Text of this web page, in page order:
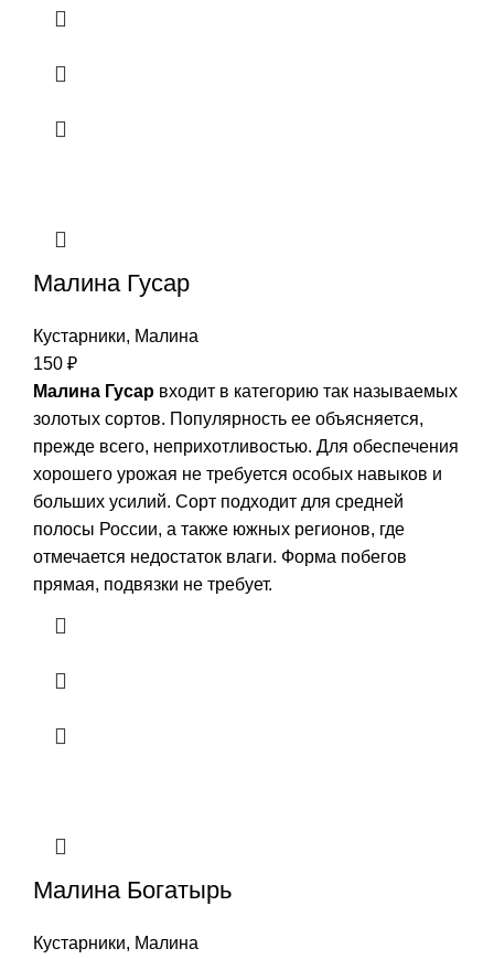
Малина Гусар
Кустарники, Малина
150 ₽
Малина Гусар входит в категорию так называемых
золотых сортов. Популярность ее объясняется,
прежде всего, неприхотливостью. Для обеспечения
хорошего урожая не требуется особых навыков и
больших усилий. Сорт подходит для средней
полосы России, а также южных регионов, где
отмечается недостаток влаги. Форма побегов
прямая, подвязки не требует.
Малина Богатырь
Кустарники, Малина